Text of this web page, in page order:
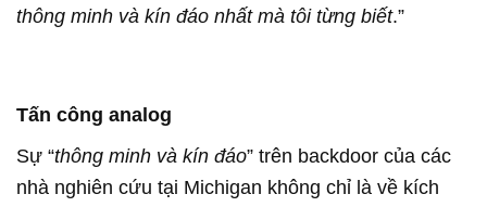
thông minh và kín đáo nhất mà tôi từng biết.”
Tấn công analog
Sự “thông minh và kín đáo” trên backdoor của các
nhà nghiên cứu tại Michigan không chỉ là về kích